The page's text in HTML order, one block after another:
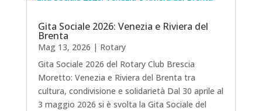
Gita Sociale 2026: Venezia e Riviera del
Brenta
Mag 13, 2026 | Rotary
Gita Sociale 2026 del Rotary Club Brescia
Moretto: Venezia e Riviera del Brenta tra
cultura, condivisione e solidarietà Dal 30 aprile al
3 maggio 2026 si è svolta la Gita Sociale del